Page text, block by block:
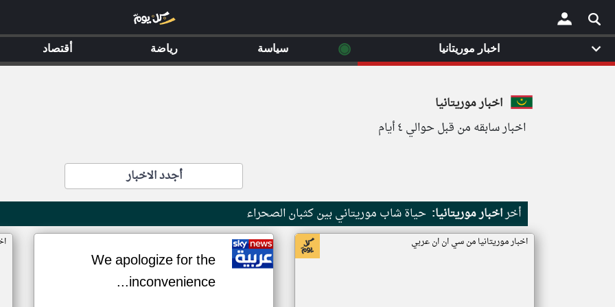
×
اخبار موريتانيا
اخبار سابقه من قبل حوالي ٤ أيام
أجدد الاخبار
أخراخبار موريتانيا: حياة شاب موريتاني بين كثبان الصحراء
اخبار موريتانيا من سي ان ان عربي
We apologize for the
inconvenience...
اخبار موريتانيا ◉ سياسة رياضة أقتصاد